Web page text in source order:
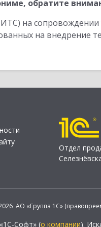
обратите
на
на внедрение
Отдел
АО «Группа 1С»
Софт» (о компании).